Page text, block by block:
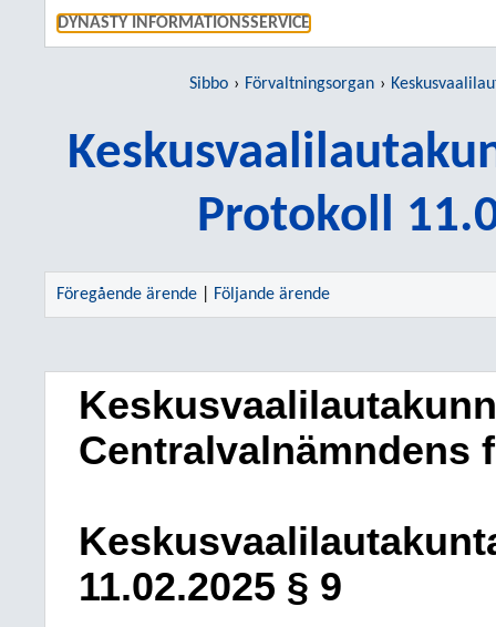
DYNASTY INFORMATIONSSERVICE
Sibbo Förvaltningsorgan
Protokoll
Föregående ärende Följande ärende
Centralvalnämndens
11.02.2025 § 9